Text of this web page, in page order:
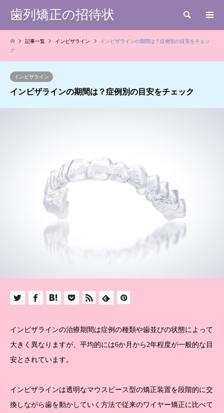
歯列矯正の招待状 検索
記事一覧 インビザライン
インビザラインの期間は？症例別の目安をチェッ
ク
インビザライン
インビザラインの期間は？症例別の目安をチェック
インビザラインの治療期間は症例の種類や歯並びの状態によって
大きく異なりますが、平均的には6か月から2年程度が一般的な目
安とされています。
インビザラインは透明なマウスピース型の矯正装置を段階的に交
換しながら歯を動かしていく方法で従来のワイヤー矯正に比べて